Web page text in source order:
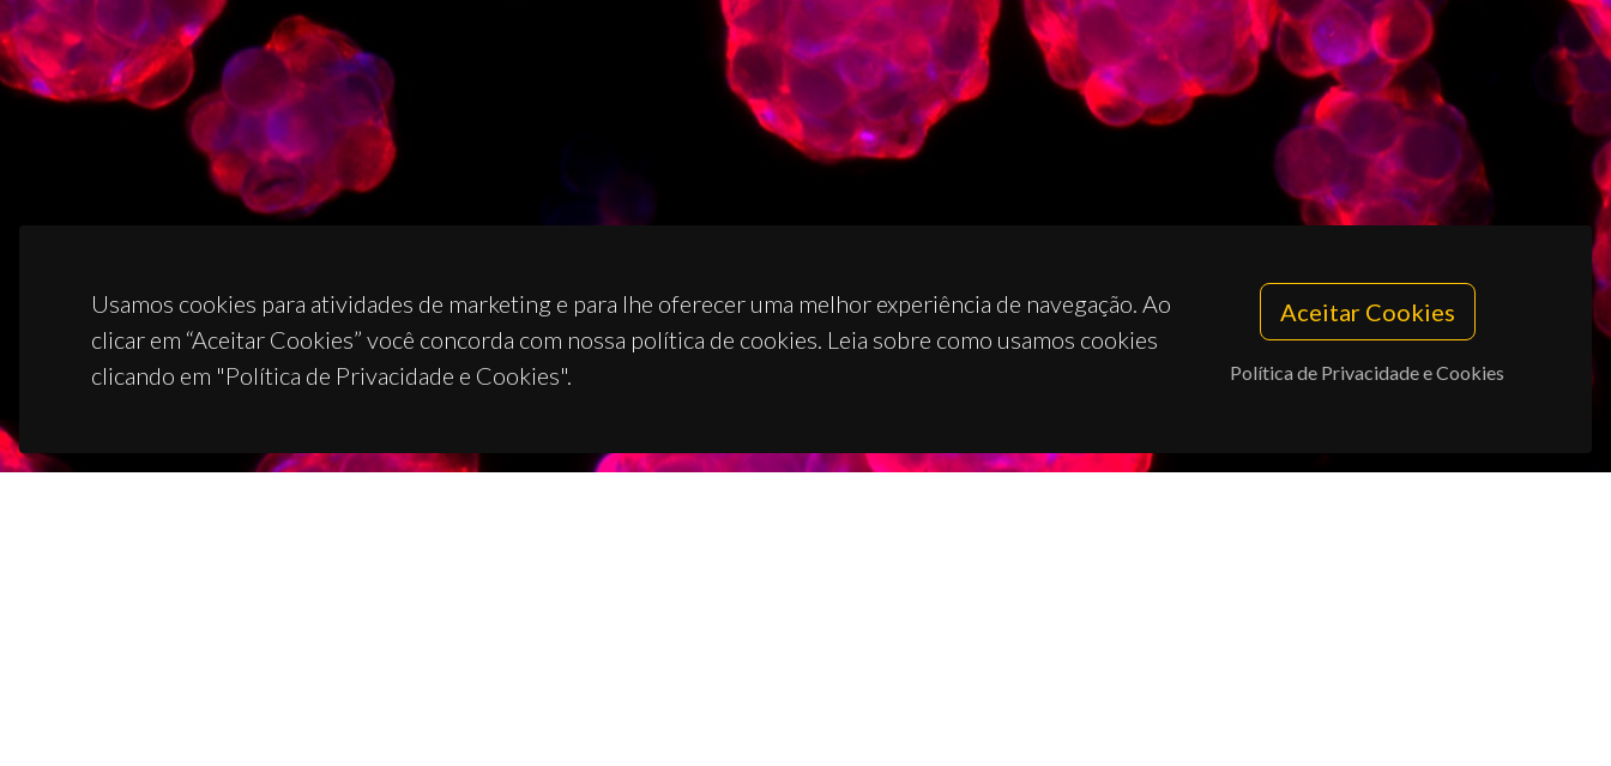
Usamos cookies para atividades de marketing e para lhe oferecer uma melhor experiência de navegação. Ao
clicar em “Aceitar Cookies” você concorda com nossa política de cookies. Leia sobre como usamos cookies
clicando em "Política de Privacidade e Cookies".
Aceitar Cookies
Política de Privacidade e Cookies